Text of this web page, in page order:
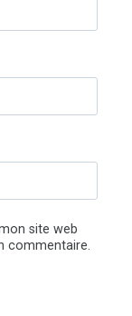
site web
commentaire.